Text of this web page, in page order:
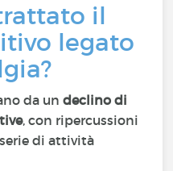
il
legato
da undeclino di
, con ripercussioni
di attività